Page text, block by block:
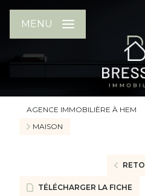
MENU
AGENCE IMMOBILIÈRE À HEM
MAISON
TÉLÉCHARGER LA FICHE